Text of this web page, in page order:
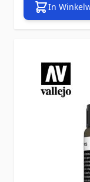
In